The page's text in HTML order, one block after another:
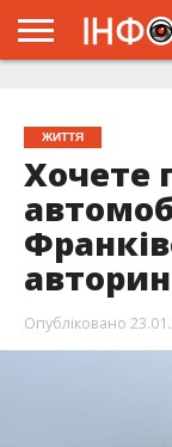
ЖИТТЯ
Хочете
Опубліковано